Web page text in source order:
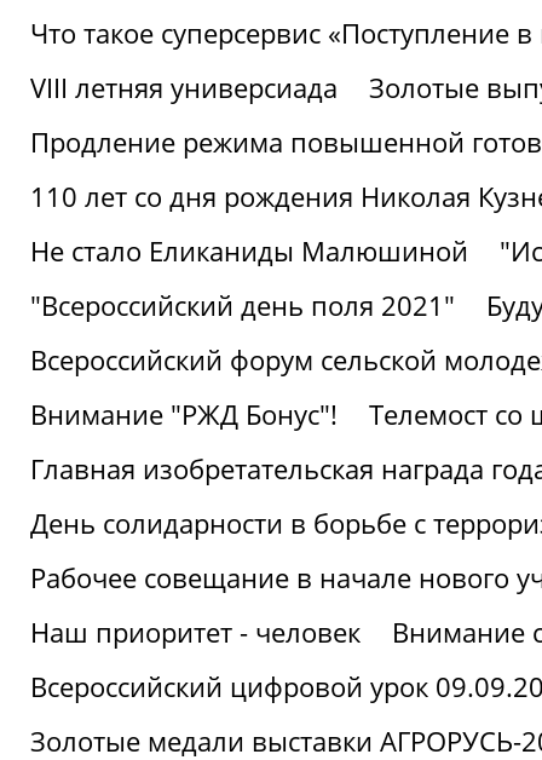
Что такое суперсервис «Поступление
VIII летняя универсиада
Золотые
Продление режима повышенной
110 лет со дня рождения Николая
Не стало Еликаниды Малюшиной
"Всероссийский день поля 2021"
Всероссийский форум сельской
Внимание "РЖД Бонус"!
Телемост
Главная изобретательская награда
День солидарности в борьбе с
Рабочее совещание в начале нового
Наш приоритет - человек
Внимание
Всероссийский цифровой урок
Золотые медали выставки АГРОРУСЬ-